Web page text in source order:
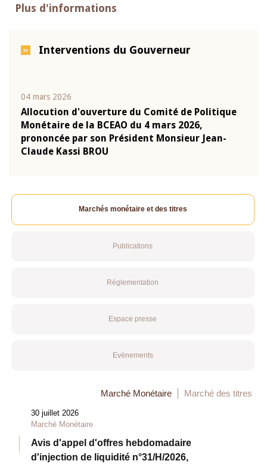
Plus d'informations
Interventions du Gouverneur
04 mars 2026
Allocution d'ouverture du Comité de Politique
Monétaire de la BCEAO du 4 mars 2026,
prononcée par son Président Monsieur Jean-
Claude Kassi BROU
Marchés monétaire et des titres
Publications
Réglementation
Espace presse
Evénements
Marché Monétaire Marché des titres
30 juillet 2026
Marché Monétaire
Avis d'appel d'offres hebdomadaire
d'injection de liquidité n°31/H/2026,